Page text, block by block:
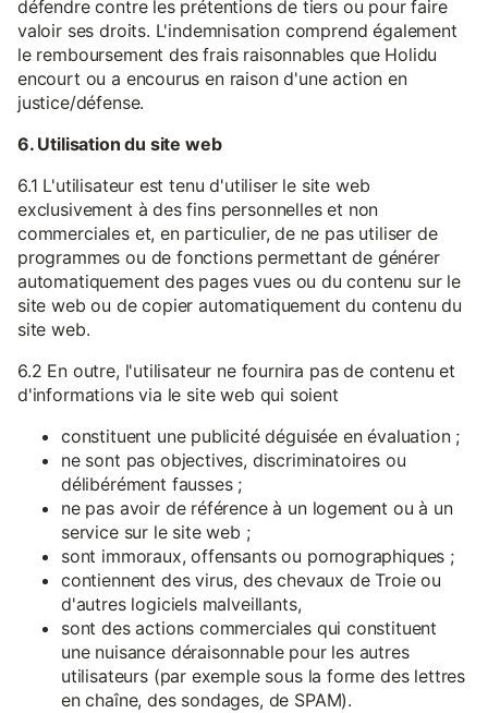
défendre contre les prétentions de tiers ou pour faire
valoir ses droits. L'indemnisation comprend également
le remboursement des frais raisonnables que Holidu
encourt ou a encourus en raison d'une action en
justice/défense.
6. Utilisation du site web
6.1 L'utilisateur est tenu d'utiliser le site web
exclusivement à des fins personnelles et non
commerciales et, en particulier, de ne pas utiliser de
programmes ou de fonctions permettant de générer
automatiquement des pages vues ou du contenu sur le
site web ou de copier automatiquement du contenu du
site web.
6.2 En outre, l'utilisateur ne fournira pas de contenu et
d'informations via le site web qui soient
constituent une publicité déguisée en évaluation ;
ne sont pas objectives, discriminatoires ou
délibérément fausses ;
ne pas avoir de référence à un logement ou à un
service sur le site web ;
sont immoraux, offensants ou pornographiques ;
contiennent des virus, des chevaux de Troie ou
d'autres logiciels malveillants,
sont des actions commerciales qui constituent
une nuisance déraisonnable pour les autres
utilisateurs (par exemple sous la forme des lettres
en chaîne, des sondages, de SPAM).